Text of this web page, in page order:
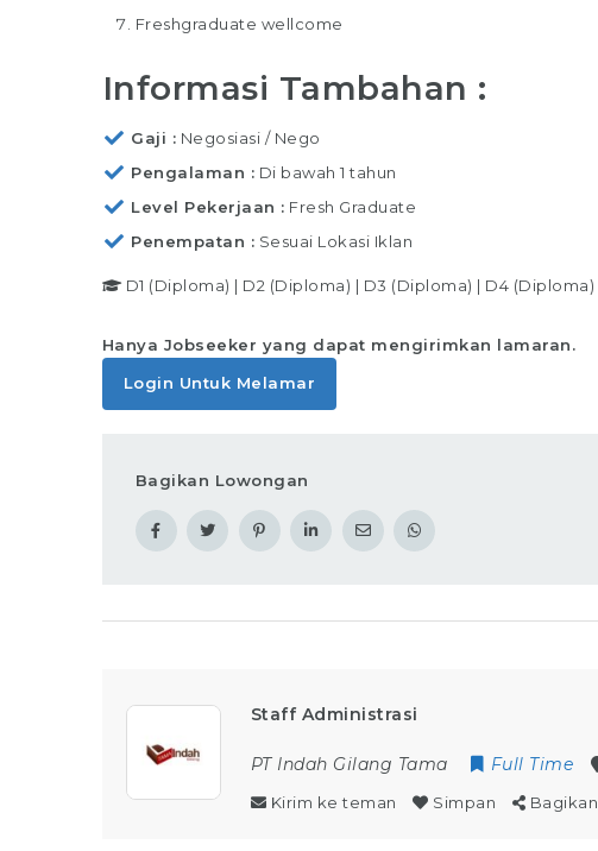
Freshgraduate wellcome
Informasi Tambahan :
Gaji
Negosiasi / Nego
Pengalaman
Di bawah 1 tahun
Level Pekerjaan
Fresh Graduate
Penempatan
Sesuai Lokasi Iklan
D1 (Diploma) | D2 (Diploma) | D3 (Diploma) | D4 (Diploma)
Hanya Jobseeker yang dapat mengirimkan lamaran.
Login Untuk Melamar
Bagikan Lowongan
Staff Administrasi
PT Indah Gilang Tama Full Time
Kirim ke teman Simpan Bagikan